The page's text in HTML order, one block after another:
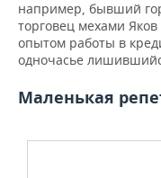
например, бывший
торговец мехами
опытом работы в
одночасье
Маленькая